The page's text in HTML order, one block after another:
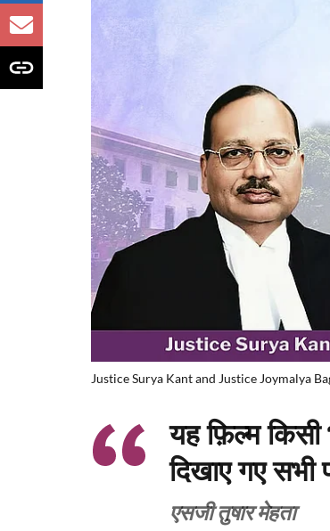
Justice Surya Kant and Justice Joymalya
यह फ़िल्म
दिखाए गए सभी
एसजी तुषार मेहता